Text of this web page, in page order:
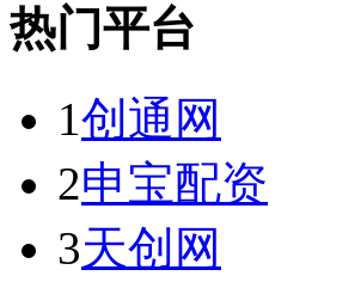
热门平台
1创通网
2申宝配资
3天创网